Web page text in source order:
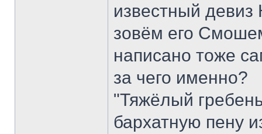
известный
зовём его
написано тоже
за чего именно?
"Тяжёлый
бархатную пену